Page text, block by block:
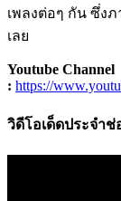
เพลงต่อๆ กัน ซึ่ง
เลย
Youtube Channel
: https://
วิดีโอเด็ดประจำช่